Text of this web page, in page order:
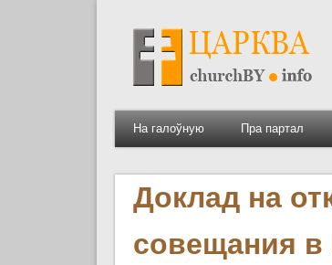
На галоўную Пра партал
Доклад на
совещания в